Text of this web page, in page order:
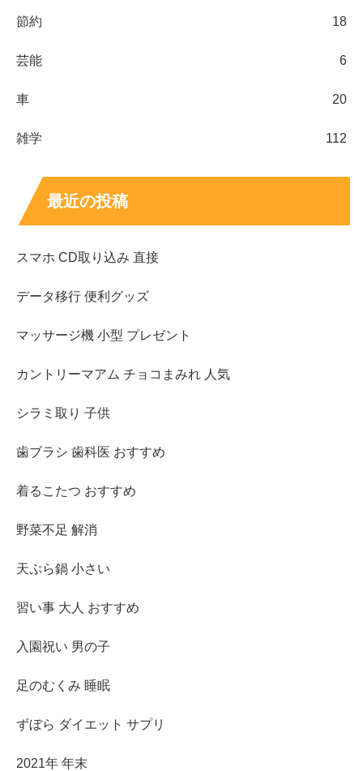
節約 18
芸能 6
車 20
雑学 112
最近の投稿
スマホ CD取り込み 直接
データ移行 便利グッズ
マッサージ機 小型 プレゼント
カントリーマアム チョコまみれ 人気
シラミ取り 子供
歯ブラシ 歯科医 おすすめ
着るこたつ おすすめ
野菜不足 解消
天ぷら鍋 小さい
習い事 大人 おすすめ
入園祝い 男の子
足のむくみ 睡眠
ずぼら ダイエット サプリ
2021年 年末